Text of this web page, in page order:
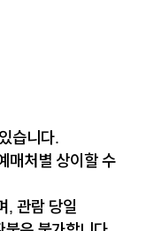
습니다.
매처별 상이할 수
, 관람 당일